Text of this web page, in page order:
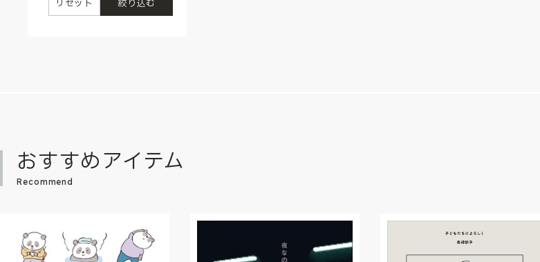
絞り込む
リセット
おすすめアイテム
Recommend